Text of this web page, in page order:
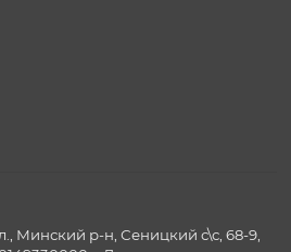
Минский р-н, Сеницкий с\с, 68-9,